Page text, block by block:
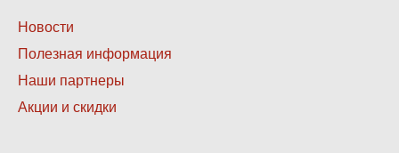
Нижнее
меню
2
Новости
Полезная информация
Наши партнеры
Акции и скидки